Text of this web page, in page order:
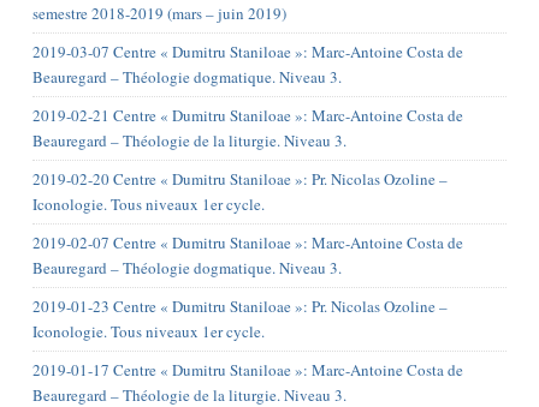
semestre 2018-2019 (mars – juin 2019)
2019-03-07 Centre « Dumitru Staniloae »: Marc-Antoine Costa de
Beauregard – Théologie dogmatique. Niveau 3.
2019-02-21 Centre « Dumitru Staniloae »: Marc-Antoine Costa de
Beauregard – Théologie de la liturgie. Niveau 3.
2019-02-20 Centre « Dumitru Staniloae »: Pr. Nicolas Ozoline –
Iconologie. Tous niveaux 1er cycle.
2019-02-07 Centre « Dumitru Staniloae »: Marc-Antoine Costa de
Beauregard – Théologie dogmatique. Niveau 3.
2019-01-23 Centre « Dumitru Staniloae »: Pr. Nicolas Ozoline –
Iconologie. Tous niveaux 1er cycle.
2019-01-17 Centre « Dumitru Staniloae »: Marc-Antoine Costa de
Beauregard – Théologie de la liturgie. Niveau 3.